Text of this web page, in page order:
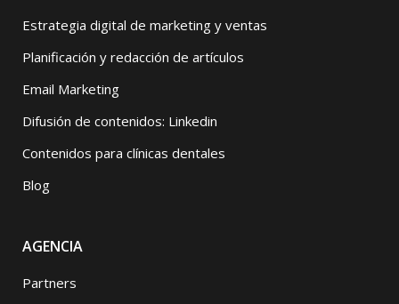
Estrategia digital de marketing y ventas
Planificación y redacción de artículos
Email Marketing
Difusión de contenidos: Linkedin
Contenidos para clínicas dentales
Blog
AGENCIA
Partners